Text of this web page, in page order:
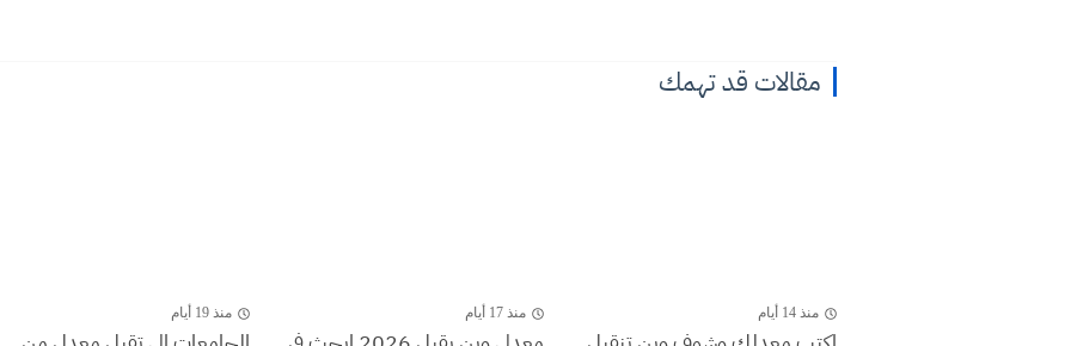
مقالات قد تهمك
منذ 14 أيام منذ 17 أيام منذ 19 أيام